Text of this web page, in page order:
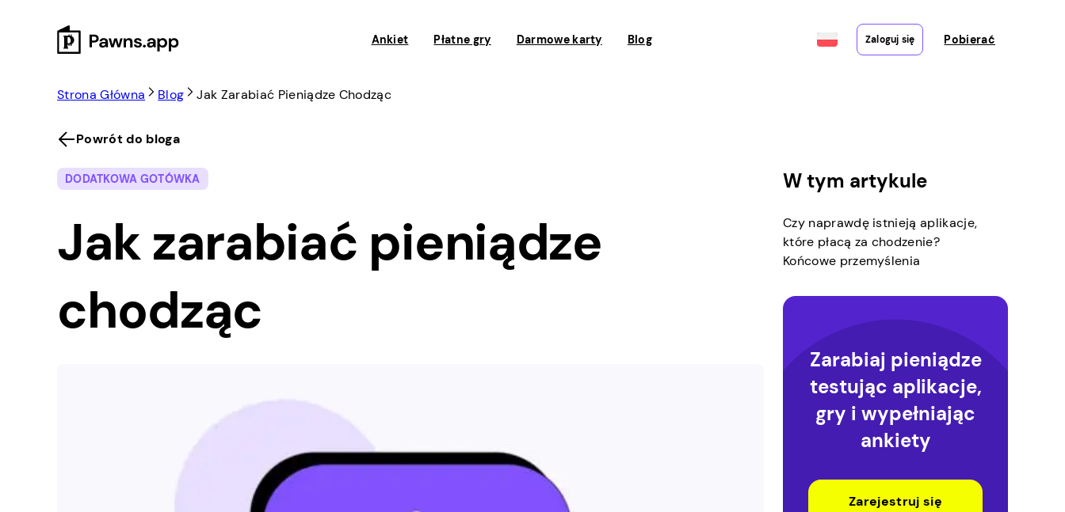
Ankiet Płatne gry Darmowe karty Blog Zaloguj się Pobierać
Strona Główna Blog Jak Zarabiać Pieniądze Chodząc
Powrót do bloga
DODATKOWA GOTÓWKA
Jak zarabiać pieniądze
chodząc
W tym artykule
Czy naprawdę istnieją aplikacje,
które płacą za chodzenie?
Końcowe przemyślenia
Zarabiaj pieniądze
testując aplikacje,
gry i wypełniając
ankiety
Zarejestruj się